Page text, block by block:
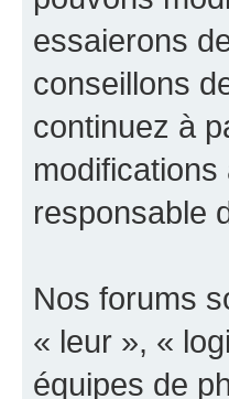
essaierons
conseillons
continuez à
modifications
responsable
Nos forums
« leur », «
équipes de